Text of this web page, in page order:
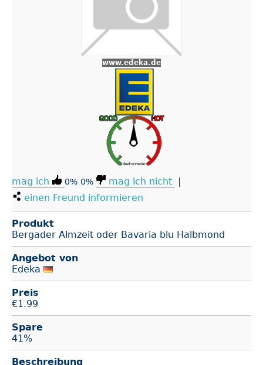
www.edeka.de
mag ich 0% 0% mag ich nicht
|
einen Freund informieren
Produkt
Bergader Almzeit oder Bavaria blu Halbmond
Angebot von
Edeka
Preis
€1.99
Spare
41%
Beschreibung